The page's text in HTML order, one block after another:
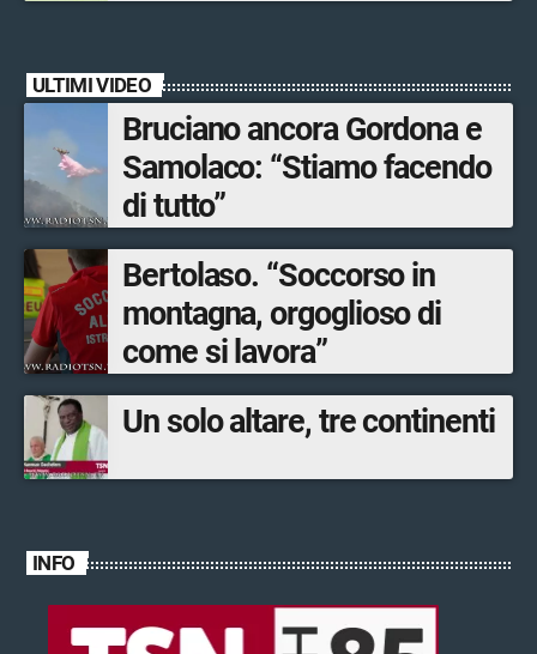
ULTIMI VIDEO
Bruciano ancora Gordona e
Samolaco: “Stiamo facendo
di tutto”
Bertolaso. “Soccorso in
montagna, orgoglioso di
come si lavora”
Un solo altare, tre continenti
INFO